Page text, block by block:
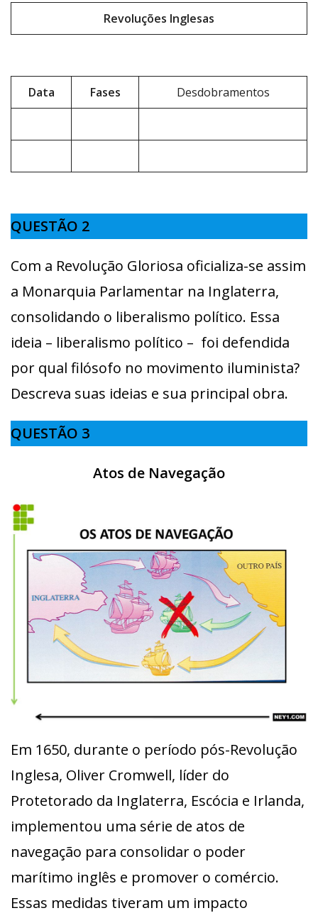
Revoluções Inglesas
Data Fases Desdobramentos
QUESTÃO 2
Com a Revolução Gloriosa oficializa-se assim
a Monarquia Parlamentar na Inglaterra,
consolidando o liberalismo político. Essa
ideia – liberalismo político – foi defendida
por qual filósofo no movimento iluminista?
Descreva suas ideias e sua principal obra.
QUESTÃO 3
Atos de Navegação
Em 1650, durante o período pós-Revolução
Inglesa, Oliver Cromwell, líder do
Protetorado da Inglaterra, Escócia e Irlanda,
implementou uma série de atos de
navegação para consolidar o poder
marítimo inglês e promover o comércio.
Essas medidas tiveram um impacto